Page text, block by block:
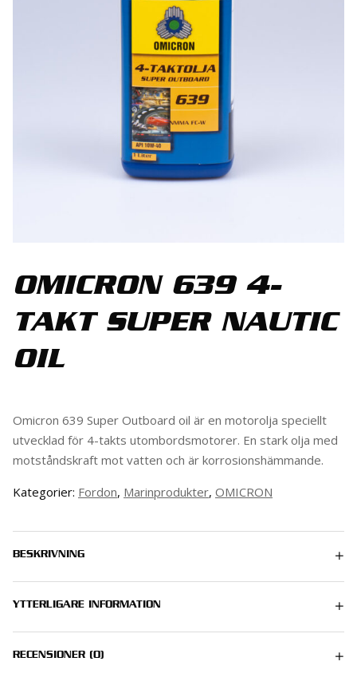
OMICRON 639 4-
TAKT SUPER NAUTIC
OIL
Omicron 639 Super Outboard oil är en motorolja speciellt
utvecklad för 4-takts utombordsmotorer. En stark olja med
motståndskraft mot vatten och är korrosionshämmande.
Kategorier: Fordon, Marinprodukter, OMICRON
BESKRIVNING
YTTERLIGARE INFORMATION
RECENSIONER (0)